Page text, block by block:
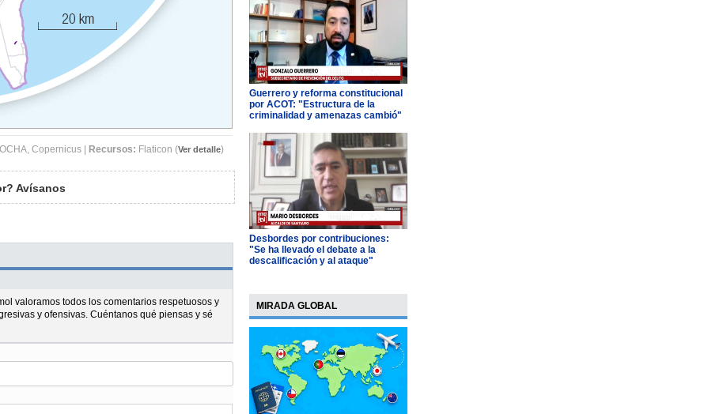
Copernicus | Recursos: Flaticon (Ver detalle)
Avísanos
valoramos todos los comentarios respetuosos y
y ofensivas. Cuéntanos qué piensas y sé
Guerrero y reforma constitucional
por ACOT: "Estructura de la
criminalidad y amenazas cambió"
Desbordes por contribuciones:
"Se ha llevado el debate a la
descalificación y al ataque"
MIRADA GLOBAL